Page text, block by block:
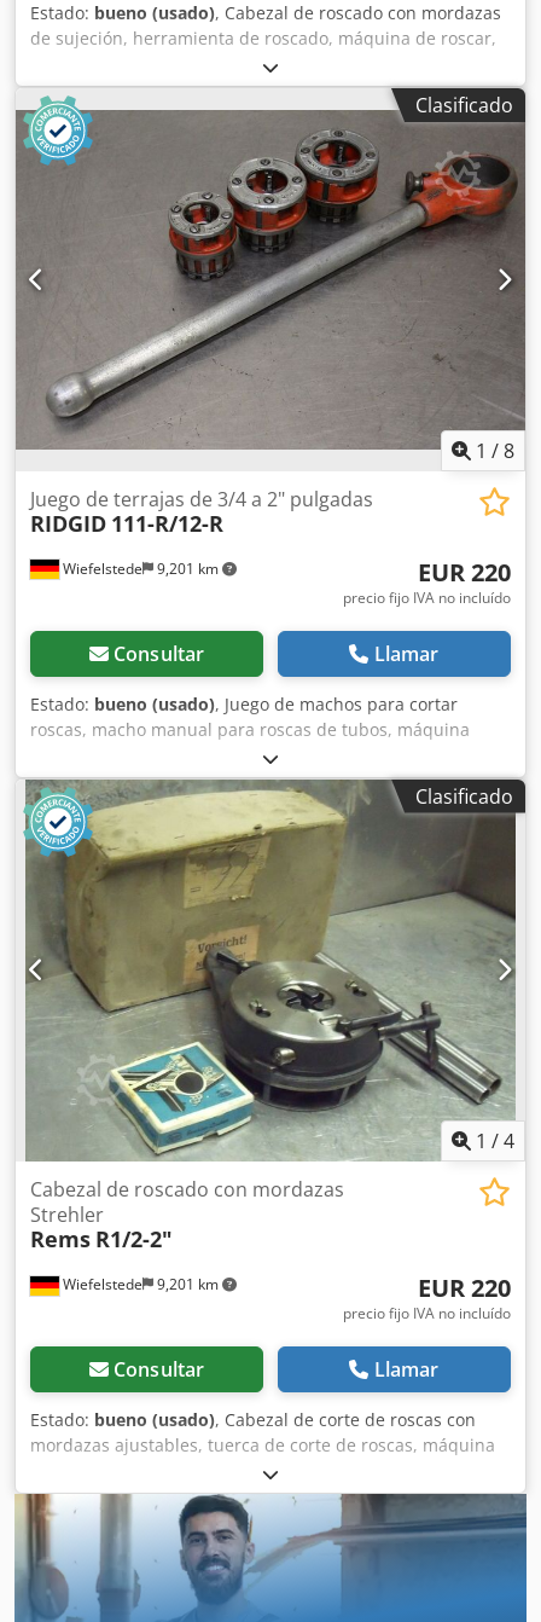
Estado: bueno (usado), Cabezal de roscado con mordazas
de sujeción, herramienta de roscado, máquina de roscar,
herramienta para roscar tubos, cabezal de roscado,
cabezal para roscar pernos. Credpfjzlf Rcjx Ak Aof -
Fabricante: Ridgid, cabezal de roscado universal de 1/8 a 2
pulgadas. -Tamaño de tubo: de 1/8 a 2 pulgadas. -Pernos:
de 1/4 a 2 pulgadas. -Dimensiones: 280/240/85 mm. -Peso:
Clasificado
1 /8
Wiefelstede 9,201 km
Juego de terrajas de 3/4 a 2" pulgadas
RIDGID 111-R/12-R
EUR 220
precio fijo IVA no incluído
Consultar Llamar
Estado: bueno (usado), Juego de machos para cortar
roscas, macho manual para roscas de tubos, máquina
para cortar roscas, herramienta para roscar tubos, macho
para roscar tubos, cabezal de corte -Para tamaños de
tubos: máx. 2 pulgadas Codpfxjc T Nx Is Ak Aorf -5 machos:
3/4", 1", 1 1/4", 1 1/2", 2 pulgadas -2 trinquetes para
roscar: tipo 111-R/12-R -Precio/Venta: juego completo -
Peso: 12,8 kg
Clasificado
1 /4
Wiefelstede 9,201 km
Cabezal de roscado con mordazas
Strehler
Rems R1/2-2"
EUR 220
precio fijo IVA no incluído
Consultar Llamar
Estado: bueno (usado), Cabezal de corte de roscas con
mordazas ajustables, tuerca de corte de roscas, máquina
de corte de roscas, corte de roscas para tubos. Codpfx Aeb
A N Uqsk Ajrf -Roscas en pulgadas: 1/2"-2" -Embalaje: en
caja -Peso: 15 kg